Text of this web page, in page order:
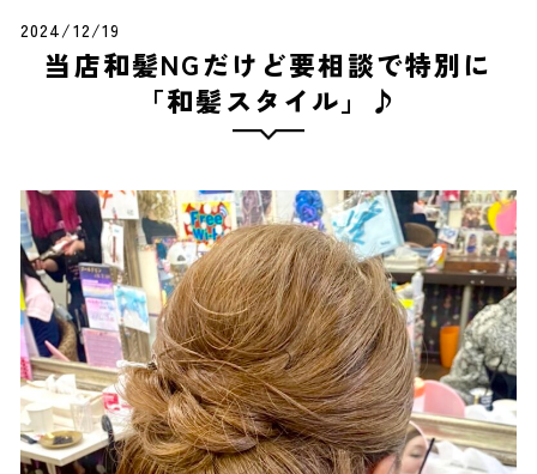
2024/12/19
当店和髪NGだけど要相談で特別に
「和髪スタイル」♪